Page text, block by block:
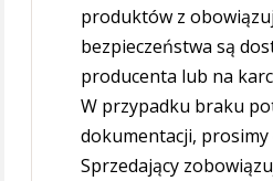
produktów z
bezpieczeństwa są
producenta lub na
W przypadku braku
dokumentacji,
Sprzedający